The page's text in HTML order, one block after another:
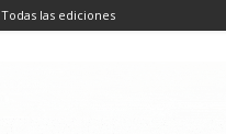
Todas las ediciones